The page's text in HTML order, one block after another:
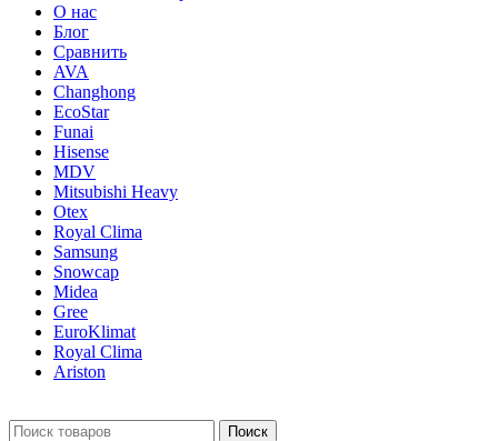
О нас
Блог
Сравнить
AVA
Changhong
EcoStar
Funai
Hisense
MDV
Mitsubishi Heavy
Otex
Royal Clima
Samsung
Snowcap
Midea
Gree
EuroKlimat
Royal Clima
Ariston
Поиск